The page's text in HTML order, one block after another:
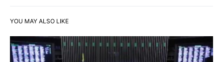
YOU MAY ALSO LIKE